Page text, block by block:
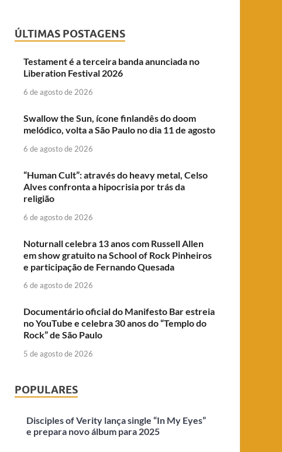
ÚLTIMAS POSTAGENS
Testament é a terceira banda anunciada no
Liberation Festival 2026
6 de agosto de 2026
Swallow the Sun, ícone finlandês do doom
melódico, volta a São Paulo no dia 11 de agosto
6 de agosto de 2026
“Human Cult”: através do heavy metal, Celso
Alves confronta a hipocrisia por trás da
religião
6 de agosto de 2026
Noturnall celebra 13 anos com Russell Allen
em show gratuito na School of Rock Pinheiros
e participação de Fernando Quesada
6 de agosto de 2026
Documentário oficial do Manifesto Bar estreia
no YouTube e celebra 30 anos do “Templo do
Rock” de São Paulo
5 de agosto de 2026
POPULARES
Disciples of Verity lança single “In My Eyes”
e prepara novo álbum para 2025